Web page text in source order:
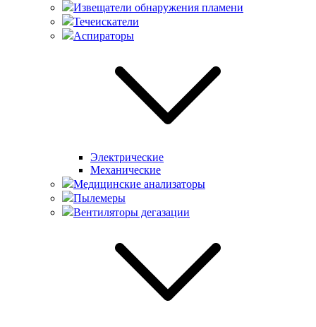
Извещатели обнаружения пламени
Течеискатели
Аспираторы
Электрические
Механические
Медицинские анализаторы
Пылемеры
Вентиляторы дегазации